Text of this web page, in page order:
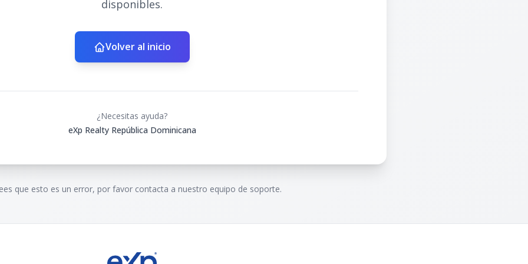
disponibles.
Volver al inicio
¿Necesitas ayuda?
eXp Realty República Dominicana
que esto es un error, por favor contacta a nuestro equipo de soporte.